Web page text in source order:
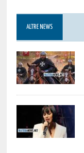
ALTRE NEWS